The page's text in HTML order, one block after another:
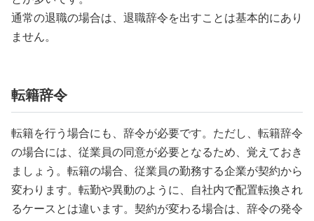
通常の退職の場合は、退職辞令を出すことは基本的にあり
ません。
転籍辞令
転籍を行う場合にも、辞令が必要です。ただし、転籍辞令
の場合には、従業員の同意が必要となるため、覚えておき
ましょう。転籍の場合、従業員の勤務する企業が契約から
変わります。転勤や異動のように、自社内で配置転換され
るケースとは違います。契約が変わる場合は、辞令の発令